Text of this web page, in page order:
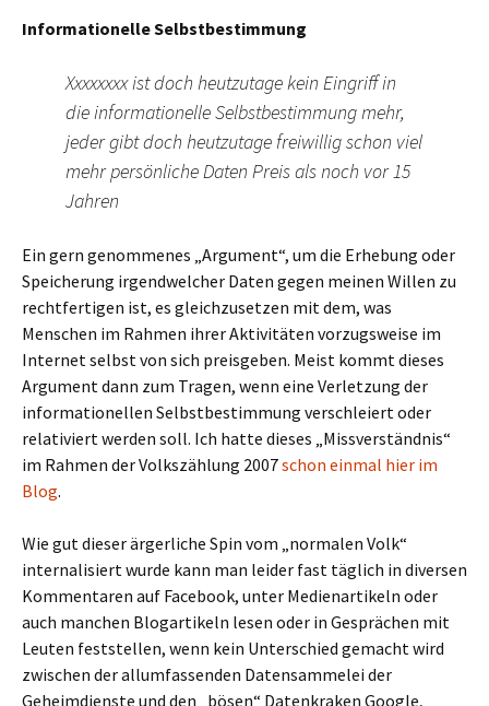
Informationelle Selbstbestimmung
Xxxxxxxx ist doch heutzutage kein Eingriff in
die informationelle Selbstbestimmung mehr,
jeder gibt doch heutzutage freiwillig schon viel
mehr persönliche Daten Preis als noch vor 15
Jahren
Ein gern genommenes „Argument“, um die Erhebung oder
Speicherung irgendwelcher Daten gegen meinen Willen zu
rechtfertigen ist, es gleichzusetzen mit dem, was
Menschen im Rahmen ihrer Aktivitäten vorzugsweise im
Internet selbst von sich preisgeben. Meist kommt dieses
Argument dann zum Tragen, wenn eine Verletzung der
informationellen Selbstbestimmung verschleiert oder
relativiert werden soll. Ich hatte dieses „Missverständnis“
im Rahmen der Volkszählung 2007schon einmal hier im
Blog.
Wie gut dieser ärgerliche Spin vom „normalen Volk“
internalisiert wurde kann man leider fast täglich in diversen
Kommentaren auf Facebook, unter Medienartikeln oder
auch manchen Blogartikeln lesen oder in Gesprächen mit
Leuten feststellen, wenn kein Unterschied gemacht wird
zwischen der allumfassenden Datensammelei der
Geheimdienste und den „bösen“ Datenkraken Google,